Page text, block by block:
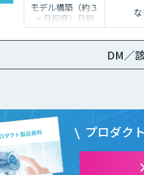
モデル構築（約３
ヶ月程度）月額
400,000円～
モデル構築後の保
円～
な
DM／
プロダク